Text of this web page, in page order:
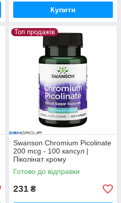
Купити
Топ продажів
Swanson Chromium Picolinate
200 mcg - 100 капсул |
Піколінат хрому
Готово до відправки
231 ₴